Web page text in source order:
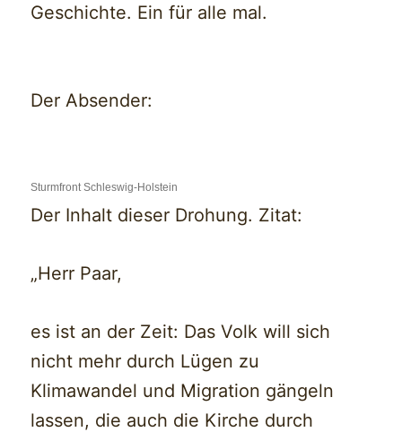
Geschichte. Ein für alle mal.
Der Absender:
Sturmfront Schleswig-Holstein
Der Inhalt dieser Drohung. Zitat:
„Herr Paar,
es ist an der Zeit: Das Volk will sich
nicht mehr durch Lügen zu
Klimawandel und Migration gängeln
lassen, die auch die Kirche durch